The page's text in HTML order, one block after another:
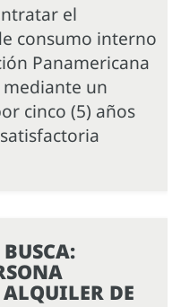
el
consumo interno
Panamericana
un
cinco (5) años
DE